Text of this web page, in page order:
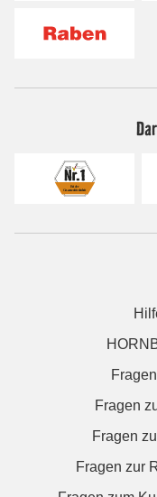
Fragen
Fragen
Fragen zur